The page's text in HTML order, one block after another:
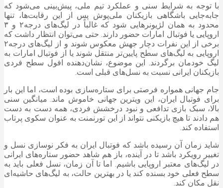
با توجه به شرایط سنی و عملکرد تیم ملی، پیش‌بینی می‌شود که
جابه‌جایی باشگاهی بازیکنان ملی‌پوش پس از این رقابت‌ها، تنها
محدود به همان لژیونرهایی شود که غالباً در لیگ‌های درجه‌۲ و ۳
اروپایی یا فوتبال امارات حضور دارند. حتی می‌توان انتظار داشت که
برخی از این نفرات دچار جهش معکوس شوند و از لیگ‌های درجه‌۲
اروپایی به لیگ‌های سطح پایین‌تر منتقل شوند یا از فوتبال امارات به
لیگ خودمان برگردند. این موضوع، نشان‌دهنده افول سطح فردی
بازیکنان ایرانی نسبت به نسل‌های قبلی است.
جام جهانی همواره فرصتی برای ستاره‌سازی بوده است، اما این بار
برای فوتبال ایران، این ویترین جهانی خاموش ماند. میانگین سنی
بالا، سبک بازی تدافعی و نبود درخشش فردی، همه دست به دست
هم دادند تا هیچ بازیکنی نتواند از این تورنمنت به عنوان سکوی پرتاب
استفاده کند.
شاید زمان آن رسیده باشد که فوتبال ایران به فکر نوسازی نسل و
تغییر رویکرد باشد تا در آینده، باز هم شاهد حضور ستاره‌های ایرانی
در لیگ‌های معتبر اروپایی باشیم. اما تا آن زمان، نسل فعلی باید به
سطح فعلی خود بسنده کند یا در بهترین حالت، به لیگ‌های حاشیه‌ای
نقل مکان کند.